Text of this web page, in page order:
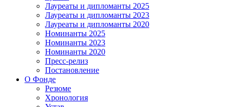
Лауреаты и дипломанты 2025
Лауреаты и дипломанты 2023
Лауреаты и дипломанты 2020
Номинанты 2025
Номинанты 2023
Номинанты 2020
Пресс-релиз
Постановление
О Фонде
Резюме
Хронология